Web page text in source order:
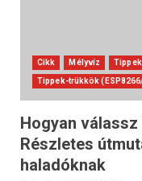
Cikk Mélyvíz
Tippek-trükkök
Hogyan
Részletes
haladóknak